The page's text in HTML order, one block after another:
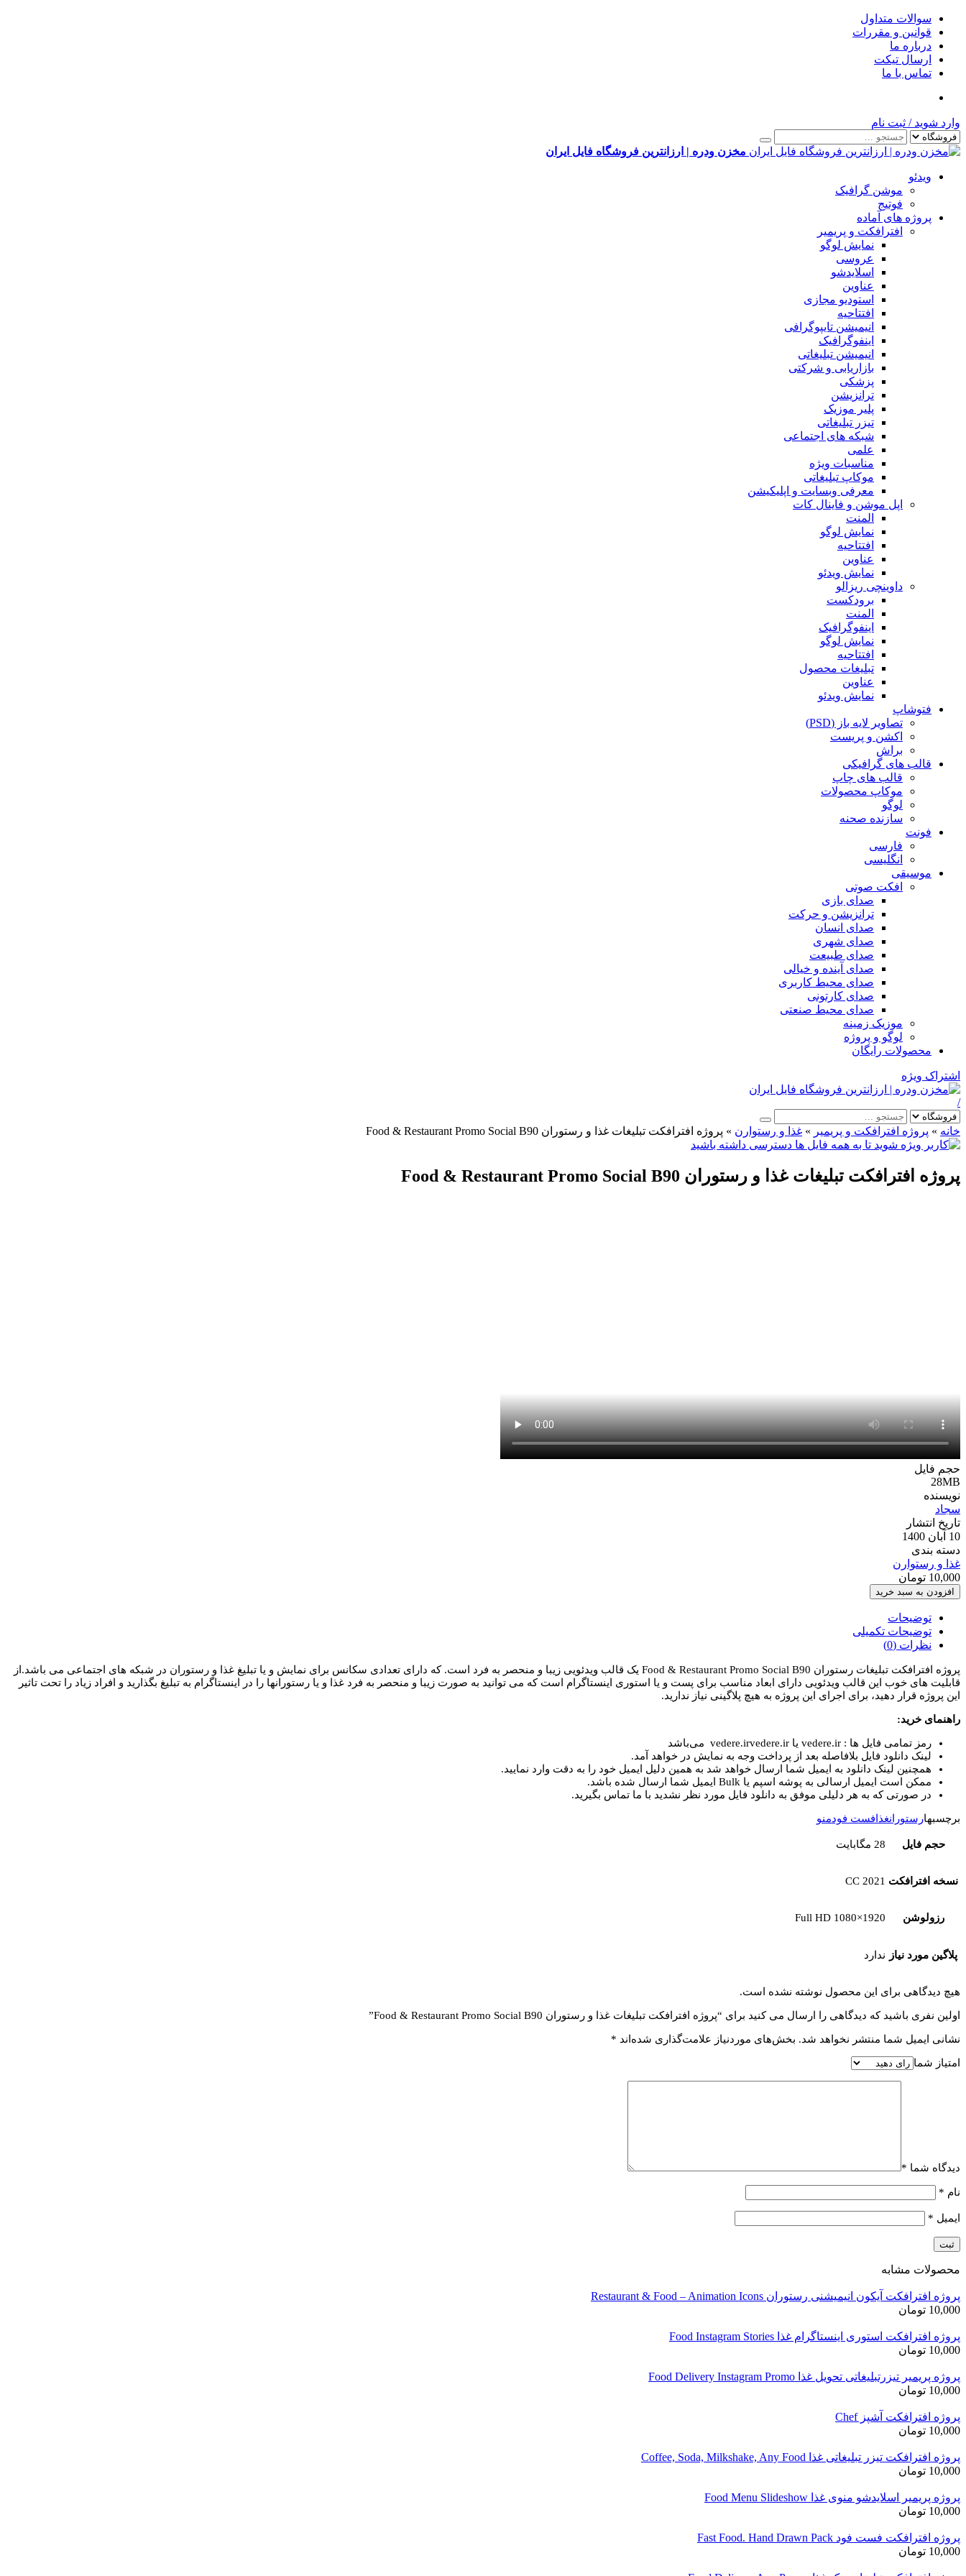
سوالات متداول
قوانین و مقررات
درباره ما
ارسال تیکت
تماس با ما
وارد شوید / ثبت نام
مخزن ودره | ارزانترین فروشگاه فایل ایران
ویدئو
موشن گرافیک
فوتیج
پروژه های آماده
افترافکت و پریمیر
نمایش لوگو
عروسی
اسلایدشو
عناوین
استودیو مجازی
افتتاحیه
انیمیشن تایپوگرافی
اینفوگرافیک
انیمیشن تبلیغاتی
بازاریابی و شرکتی
پزشکی
ترانزیشن
پلیر موزیک
تیزر تبلیغاتی
شبکه های اجتماعی
علمی
مناسبات ویژه
موکاپ تبلیغاتی
معرفی وبسایت و اپلیکیشن
اپل موشن و فاینال کات
المنت
نمایش لوگو
افتتاحیه
عناوین
نمایش ویدئو
داوینچی ریزالو
برودکست
المنت
اینفوگرافیک
نمایش لوگو
افتتاحیه
تبلیغات محصول
عناوین
نمایش ویدئو
فتوشاپ
تصاویر لایه باز (PSD)
اکشن و پریست
براش
قالب های گرافیکی
قالب های چاپ
موکاپ محصولات
لوگو
سازنده صحنه
فونت
فارسی
انگلیسی
موسیقی
افکت صوتی
صدای بازی
ترانزیشن و حرکت
صدای انسان
صدای شهری
صدای طبیعت
صدای آینده و خیالی
صدای محیط کاربری
صدای کارتونی
صدای محیط صنعتی
موزیک زمینه
لوگو و پروژه
محصولات رایگان
اشتراک ویژه
/
خانه » پروژه افترافکت و پریمیر » غذا و رستوارن » پروژه افترافکت تبلیغات غذا و رستوران Food & Restaurant Promo Social B90
پروژه افترافکت تبلیغات غذا و رستوران Food & Restaurant Promo Social B90
حجم فایل
28MB
نویسنده
سجاد
تاریخ انتشار
10 آبان 1400
دسته بندی
غذا و رستوارن
10,000 تومان
پروژه
تبلیغات
Food
&
Restaurant
Social
افزودن به سبد خرید
توضیحات
توضیحات تکمیلی
نظرات (0)
پروژه افترافکت تبلیغات رستوران Food & Restaurant Promo Social B90 یک قالب ویدئویی زیبا و منحصر به فرد است. که دارای تعدادی سکانس برای نمایش و یا تبلیغ غذا و رستوران در شبکه های اجتماعی می باشد.از
قابلیت های خوب این قالب ویدئویی دارای ابعاد مناسب برای پست و یا استوری اینستاگرام است که می توانید به صورت زیبا و منحصر به فرد غذا و یا رستورانها را در اینستاگرام به تبلیغ بگذارید و افراد زیاد را تحت تاثیر
این پروژه قرار دهید، برای اجرای این پروژه به هیچ پلاگینی نیاز ندارید.
راهنمای خرید:
رمز تمامی فایل ها : vedere.ir یا vedere.irvedere.ir می‌باشد
لینک دانلود فایل بلافاصله بعد از پرداخت وجه به نمایش در خواهد آمد.
همچنین لینک دانلود به ایمیل شما ارسال خواهد شد به همین دلیل ایمیل خود را به دقت وارد نمایید.
ممکن است ایمیل ارسالی به پوشه اسپم یا Bulk ایمیل شما ارسال شده باشد.
در صورتی که به هر دلیلی موفق به دانلود فایل مورد نظر نشدید با ما تماس بگیرید.
برچسبهارستورانغذا فست فودمنو
حجم فایل 28 مگابایت
نسخه افترافکت CC 2021
رزولوشن Full HD 1080×1920
پلاگین مورد نیاز ندارد
هیچ دیدگاهی برای این محصول نوشته نشده است.
اولین نفری باشید که دیدگاهی را ارسال می کنید برای “پروژه افترافکت تبلیغات غذا و رستوران Food & Restaurant Promo Social B90”
نشانی ایمیل شما منتشر نخواهد شد. بخش‌های موردنیاز علامت‌گذاری شده‌اند *
امتیاز شما
دیدگاه شما *
نام *
ایمیل *
محصولات مشابه
پروژه افترافکت آیکون انیمیشنی رستوران Restaurant & Food – Animation Icons
10,000 تومان
پروژه افترافکت استوری اینستاگرام غذا Food Instagram Stories
10,000 تومان
پروژه پریمیر تیزرتبلیغاتی تحویل غذا Food Delivery Instagram Promo
10,000 تومان
پروژه افترافکت آشپز Chef
10,000 تومان
پروژه افترافکت تیزر تبلیغاتی غذا Coffee, Soda, Milkshake, Any Food
10,000 تومان
پروژه پریمیر اسلایدشو منوی غذا Food Menu Slideshow
10,000 تومان
پروژه افترافکت فست فود Fast Food. Hand Drawn Pack
10,000 تومان